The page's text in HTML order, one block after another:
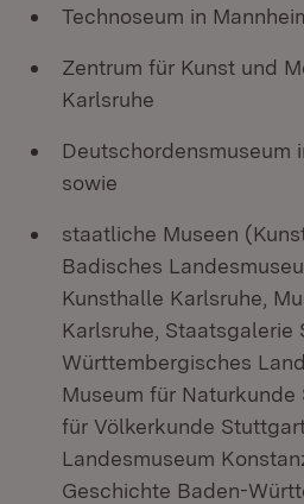
Technoseum in
Zentrum für Kunst und
Karlsruhe
Deutschordensmuseum
sowie
staatliche Museen
Badisches
Kunsthalle Karlsruhe,
Karlsruhe, Staatsgalerie
Württembergisches
Museum für Naturkunde
für Völkerkunde
Landesmuseum
Geschichte Baden-